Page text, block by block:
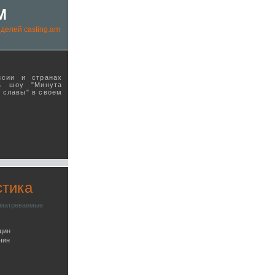
casting.am
и странах
шоу "Минута
славы" в своeм